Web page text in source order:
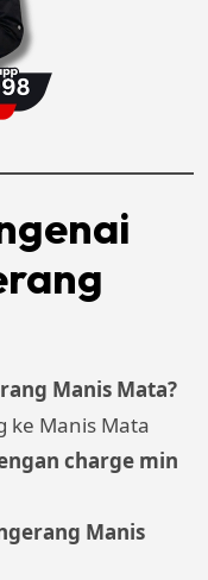
Manis Mata?
ke Manis Mata
charge min
Manis